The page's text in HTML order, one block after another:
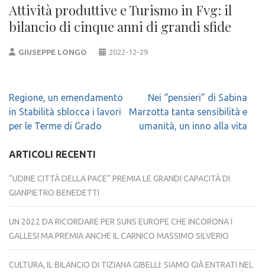
Attività produttive e Turismo in Fvg: il
bilancio di cinque anni di grandi sfide
GIUSEPPE LONGO 2022-12-29
Navigazione
articoli
Regione, un emendamento
in Stabilità sblocca i lavori
per le Terme di Grado
Nei “pensieri” di Sabina
Marzotta tanta sensibilità e
umanità, un inno alla vita
ARTICOLI RECENTI
“UDINE CITTÀ DELLA PACE” PREMIA LE GRANDI CAPACITÀ DI
GIANPIETRO BENEDETTI
UN 2022 DA RICORDARE PER SUNS EUROPE CHE INCORONA I
GALLESI MA PREMIA ANCHE IL CARNICO MASSIMO SILVERIO
CULTURA, IL BILANCIO DI TIZIANA GIBELLI: SIAMO GIÀ ENTRATI NEL